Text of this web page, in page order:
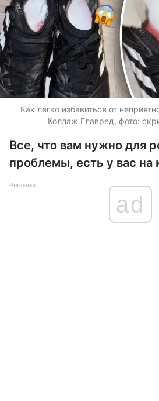
Как легко избавиться от
Коллаж Главред, фото:
Все, что вам нужно для
проблемы, есть у вас на
Реклама
ad